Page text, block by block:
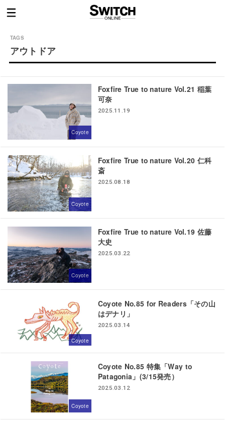
アウトドア
Coyote
Foxfire True to nature Vol.21 稲葉
可奈
2025.11.19
Coyote
Foxfire True to nature Vol.20 仁科
斎
2025.08.18
Coyote
Foxfire True to nature Vol.19 佐藤
大史
2025.03.22
Coyote
Coyote No.85 for Readers「その山
はデナリ」
2025.03.14
Coyote
Coyote No.85 特集「Way to
Patagonia」(3/15発売）
2025.03.12